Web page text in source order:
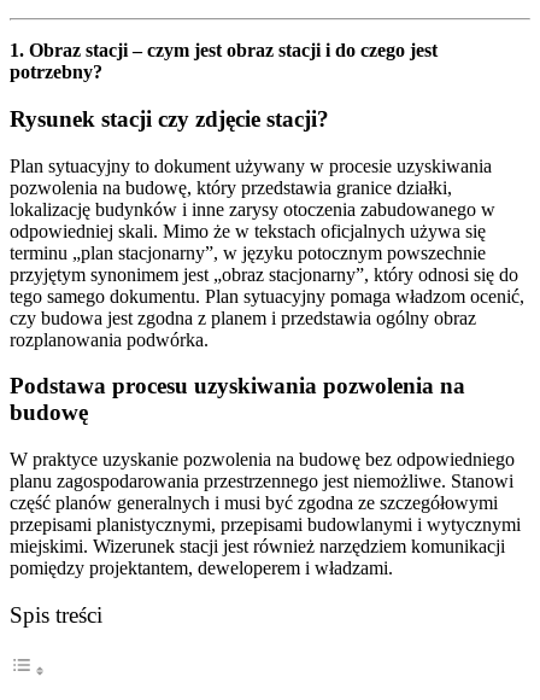
1. Obraz stacji – czym jest obraz stacji i do czego jest
potrzebny?
Rysunek stacji czy zdjęcie stacji?
Plan sytuacyjny to dokument używany w procesie uzyskiwania
pozwolenia na budowę, który przedstawia granice działki,
lokalizację budynków i inne zarysy otoczenia zabudowanego w
odpowiedniej skali. Mimo że w tekstach oficjalnych używa się
terminu „plan stacjonarny”, w języku potocznym powszechnie
przyjętym synonimem jest „obraz stacjonarny”, który odnosi się do
tego samego dokumentu. Plan sytuacyjny pomaga władzom ocenić,
czy budowa jest zgodna z planem i przedstawia ogólny obraz
rozplanowania podwórka.
Podstawa procesu uzyskiwania pozwolenia na
budowę
W praktyce uzyskanie pozwolenia na budowę bez odpowiedniego
planu zagospodarowania przestrzennego jest niemożliwe. Stanowi
część planów generalnych i musi być zgodna ze szczegółowymi
przepisami planistycznymi, przepisami budowlanymi i wytycznymi
miejskimi. Wizerunek stacji jest również narzędziem komunikacji
pomiędzy projektantem, deweloperem i władzami.
Spis treści